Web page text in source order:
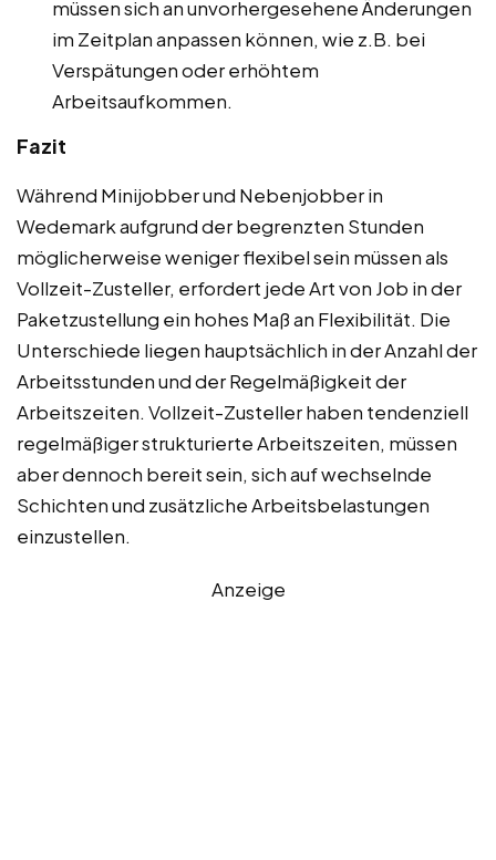
müssen sich an unvorhergesehene Änderungen
im Zeitplan anpassen können, wie z.B. bei
Verspätungen oder erhöhtem
Arbeitsaufkommen.
Fazit
Während Minijobber und Nebenjobber in
Wedemark aufgrund der begrenzten Stunden
möglicherweise weniger flexibel sein müssen als
Vollzeit-Zusteller, erfordert jede Art von Job in der
Paketzustellung ein hohes Maß an Flexibilität. Die
Unterschiede liegen hauptsächlich in der Anzahl der
Arbeitsstunden und der Regelmäßigkeit der
Arbeitszeiten. Vollzeit-Zusteller haben tendenziell
regelmäßiger strukturierte Arbeitszeiten, müssen
aber dennoch bereit sein, sich auf wechselnde
Schichten und zusätzliche Arbeitsbelastungen
einzustellen.
Anzeige